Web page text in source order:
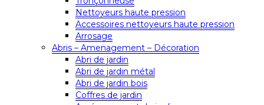
Nettoyeurs haute pression
Accessoires nettoyeurs haute pression
Arrosage
Abris – Amenagement – Décoration
Abri de jardin
Abri de jardin métal
Abri de jardin bois
Coffres de jardin